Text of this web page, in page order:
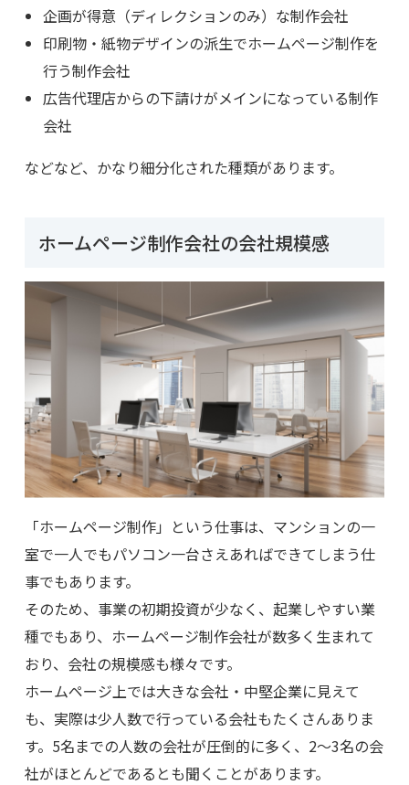
企画が得意（ディレクションのみ）な制作会社
印刷物・紙物デザインの派生でホームページ制作を
行う制作会社
広告代理店からの下請けがメインになっている制作
会社
などなど、かなり細分化された種類があります。
ホームページ制作会社の会社規模感
「ホームページ制作」という仕事は、マンションの一
室で一人でもパソコン一台さえあればできてしまう仕
事でもあります。
そのため、事業の初期投資が少なく、起業しやすい業
種でもあり、ホームページ制作会社が数多く生まれて
おり、会社の規模感も様々です。
ホームページ上では大きな会社・中堅企業に見えて
も、実際は少人数で行っている会社もたくさんありま
す。5名までの人数の会社が圧倒的に多く、2～3名の会
社がほとんどであるとも聞くことがあります。